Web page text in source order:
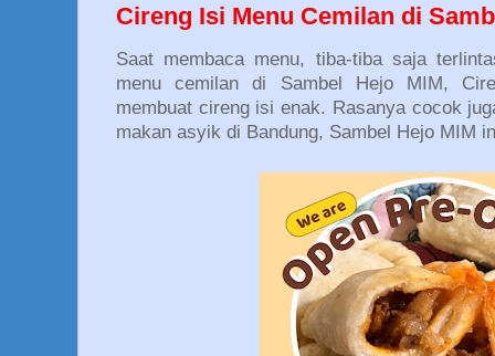
Cireng Isi Menu Cemilan di
Saat membaca menu, tiba-tiba saja
menu cemilan di Sambel Hejo MIM,
membuat cireng isi enak. Rasanya cocok
makan asyik di Bandung, Sambel Hejo MIM